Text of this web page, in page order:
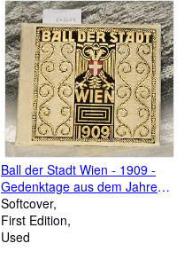
Ball der Stadt Wien - 1909 -
Gedenktage aus dem Jahre
1809 - Eine Erinnerung - Den
Damen Wiens gewidmet vom
Ballkomitee der Stadt Wien
Softcover
First Edition
Used